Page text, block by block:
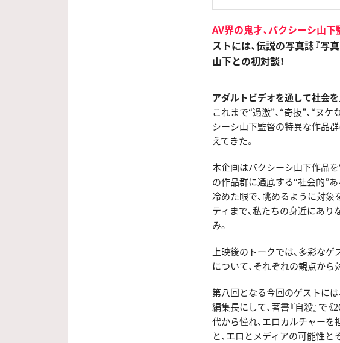
AV界の鬼才、バクシーシ山
ストには、伝説の写真誌『写
山下との初対談！
アダルトビデオを通して社会
これまで“過激”、“奇抜”、“ヌ
シーシ山下監督の特異な作品
えてきた。
本企画はバクシーシ山下作品を
の作品群に通底する“社会的”
冷めた眼で、眺めるように対
ティまで、私たちの身近にあり
み。
上映後のトークでは、多彩なゲ
について、それぞれの観点から
第八回となる今回のゲストには
編集長にして、著書『自殺』で
代から憧れ、エロカルチャー
と、エロとメディアの可能性と